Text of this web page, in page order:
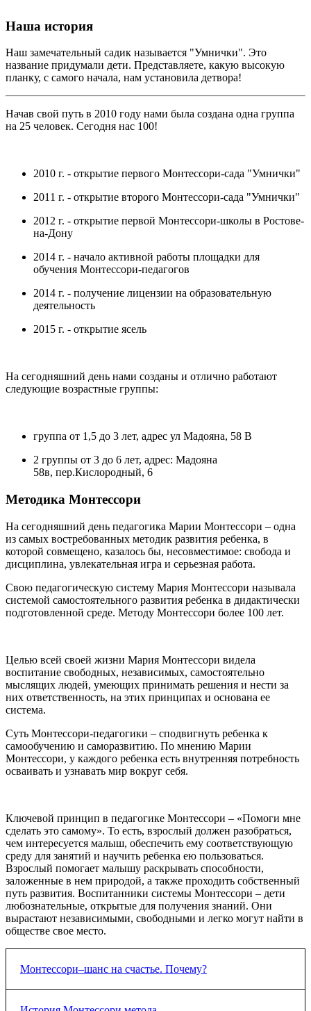
Наша история
Наш замечательный садик называется "Умнички". Это
название придумали дети. Представляете, какую высокую
планку, с самого начала, нам установила детвора!
Начав свой путь в 2010 году нами была создана одна группа
на 25 человек. Сегодня нас 100!
2010 г. - открытие первого Монтессори-сада "Умнички"
2011 г. - открытие второго Монтессори-сада "Умнички"
2012 г. - открытие первой Монтессори-школы в Ростове-
на-Дону
2014 г. - начало активной работы площадки для
обучения Монтессори-педагогов
2014 г. - получение лицензии на образовательную
деятельность
2015 г. - открытие ясель
На сегодняшний день нами созданы и отлично работают
следующие возрастные группы:
группа от 1,5 до 3 лет, адрес ул Мадояна, 58 В
2 группы от 3 до 6 лет, адрес: Мадояна
58в, пер.Кислородный, 6
Методика Монтессори
На сегодняшний день педагогика Марии Монтессори – одна
из самых востребованных методик развития ребенка, в
которой совмещено, казалось бы, несовместимое: свобода и
дисциплина, увлекательная игра и серьезная работа.
Свою педагогическую систему Мария Монтессори называла
системой самостоятельного развития ребенка в дидактически
подготовленной среде. Методу Монтессори более 100 лет.
Целью всей своей жизни Мария Монтессори видела
воспитание свободных, независимых, самостоятельно
мыслящих людей, умеющих принимать решения и нести за
них ответственность, на этих принципах и основана ее
система.
Суть Монтессори-педагогики – сподвигнуть ребенка к
самообучению и саморазвитию. По мнению Марии
Монтессори, у каждого ребенка есть внутренняя потребность
осваивать и узнавать мир вокруг себя.
Ключевой принцип в педагогике Монтессори – «Помоги мне
сделать это самому». То есть, взрослый должен разобраться,
чем интересуется малыш, обеспечить ему соответствующую
среду для занятий и научить ребенка ею пользоваться.
Взрослый помогает малышу раскрывать способности,
заложенные в нем природой, а также проходить собственный
путь развития. Воспитанники системы Монтессори – дети
любознательные, открытые для получения знаний. Они
вырастают независимыми, свободными и легко могут найти в
обществе свое место.
Монтессори–шанс на счастье. Почему?
Во всем свободном демократическом мире педагогический